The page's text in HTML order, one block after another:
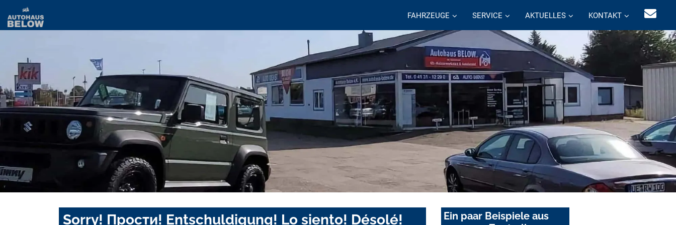
FAHRZEUGE SERVICE AKTUELLES KONTAKT
Sorry! Прости! Entschuldigung! Lo siento! Désolé!
Ein paar Beispiele aus